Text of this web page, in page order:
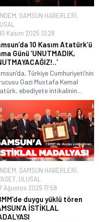
, SAMSUN HABERLERİ,
Kasım 2025 13:28
10 Kasım Atatürk’ü
Günü ‘UNUTMADIK,
Türkiye Cumhuriyeti’nin
Gazi Mustafa Kemal
ebediyete intikalinin...
, SAMSUN HABERLERİ,
, ULUSAL
Ağustos 2025 17:58
duygu yüklü tören
İSTİKLAL